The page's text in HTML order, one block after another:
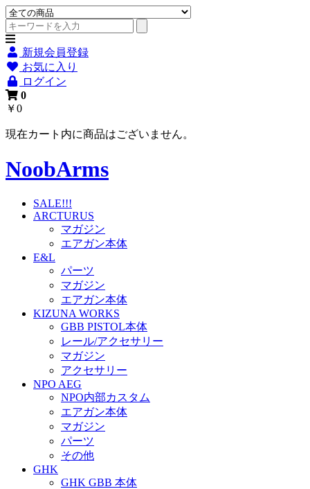
新規会員登録
お気に入り
ログイン
0
￥0
現在カート内に商品はございません。
NoobArms
SALE!!!
ARCTURUS
マガジン
エアガン本体
E&L
パーツ
マガジン
エアガン本体
KIZUNA WORKS
GBB PISTOL本体
レール/アクセサリー
マガジン
アクセサリー
NPO AEG
NPO内部カスタム
エアガン本体
マガジン
パーツ
その他
GHK
GHK GBB 本体